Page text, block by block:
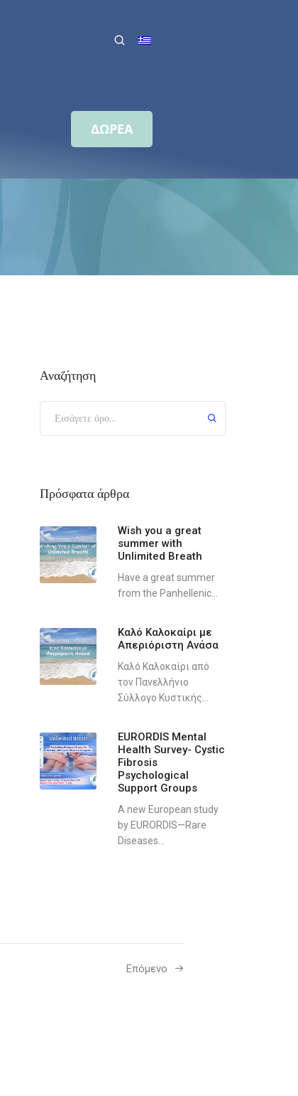
ΔΩΡΕΑ
Αναζήτηση
Πρόσφατα άρθρα
Wish you a great
summer with
Unlimited Breath
Have a great summer
from the Panhellenic...
Καλό Καλοκαίρι με
Απεριόριστη Ανάσα
Καλό Καλοκαίρι από
τον Πανελλήνιο
Σύλλογο Κυστικής...
EURORDIS Mental
Health Survey- Cystic
Fibrosis
Psychological
Support Groups
A new European study
by EURORDIS—Rare
Diseases...
Επόμενο